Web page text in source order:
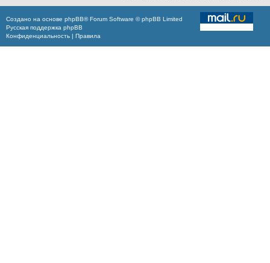
Создано на основе phpBB® Forum Software © phpBB Limited
Русская поддержка phpBB
Конфиденциальность | Правила